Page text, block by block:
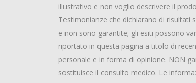
illustrativo e non voglio descrivere il
Testimonianze che dichiarano di risultati
e non sono garantite; gli esiti possono
riportato in questa pagina a titolo di
personale e in forma di opinione. NON
sostituisce il consulto medico. Le